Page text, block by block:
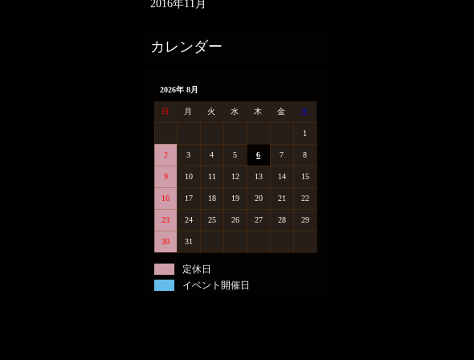
2016年11月
2026年 8月
日 月 火 水 木 金 土
1
2 3 4 5 6 7 8
9 10 11 12 13 14 15
16 17 18 19 20 21 22
23 24 25 26 27 28 29
30 31
定休日
イベント開催日